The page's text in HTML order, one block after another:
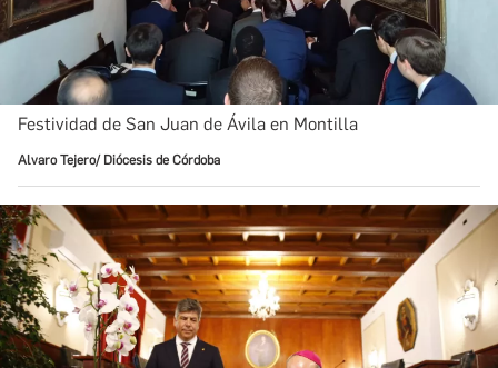
Festividad de San Juan de Ávila en Montilla
Alvaro Tejero/ Diócesis de Córdoba